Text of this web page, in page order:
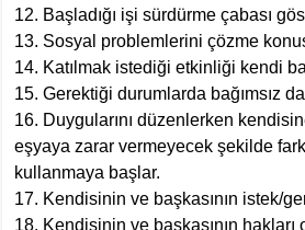
12. Başladığı işi sürdürme çabası
13. Sosyal problemlerini çözme
14. Katılmak istediği etkinliği kendi
15. Gerektiği durumlarda bağımsız
16. Duygularını düzenlerken
eşyaya zarar vermeyecek şekilde
kullanmaya başlar.
17. Kendisinin ve başkasının istek/
18. Kendisinin ve başkasının hakları